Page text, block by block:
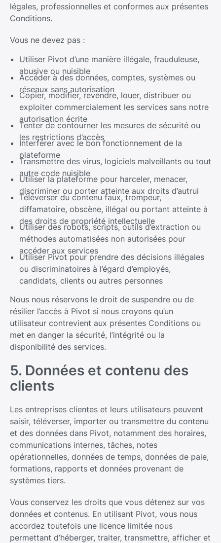
légales, professionnelles et conformes aux présentes
Conditions.
Vous ne devez pas :
Utiliser Pivot d’une manière illégale, frauduleuse,
abusive ou nuisible
Accéder à des données, comptes, systèmes ou
réseaux sans autorisation
Copier, modifier, revendre, louer, distribuer ou
exploiter commercialement les services sans notre
autorisation écrite
Tenter de contourner les mesures de sécurité ou
les restrictions d’accès
Interférer avec le bon fonctionnement de la
plateforme
Transmettre des virus, logiciels malveillants ou tout
autre code nuisible
Utiliser la plateforme pour harceler, menacer,
discriminer ou porter atteinte aux droits d’autrui
Téléverser du contenu faux, trompeur,
diffamatoire, obscène, illégal ou portant atteinte à
des droits de propriété intellectuelle
Utiliser des robots, scripts, outils d’extraction ou
méthodes automatisées non autorisées pour
accéder aux services
Utiliser Pivot pour prendre des décisions illégales
ou discriminatoires à l’égard d’employés,
candidats, clients ou autres personnes
Nous nous réservons le droit de suspendre ou de
résilier l’accès à Pivot si nous croyons qu’un
utilisateur contrevient aux présentes Conditions ou
met en danger la sécurité, l’intégrité ou la
disponibilité des services.
5. Données et contenu des
clients
Les entreprises clientes et leurs utilisateurs peuvent
saisir, téléverser, importer ou transmettre du contenu
et des données dans Pivot, notamment des horaires,
communications internes, tâches, notes
opérationnelles, données de temps, données de paie,
formations, rapports et données provenant de
systèmes tiers.
Vous conservez les droits que vous détenez sur vos
données et contenus. En utilisant Pivot, vous nous
accordez toutefois une licence limitée nous
permettant d’héberger, traiter, transmettre, afficher et